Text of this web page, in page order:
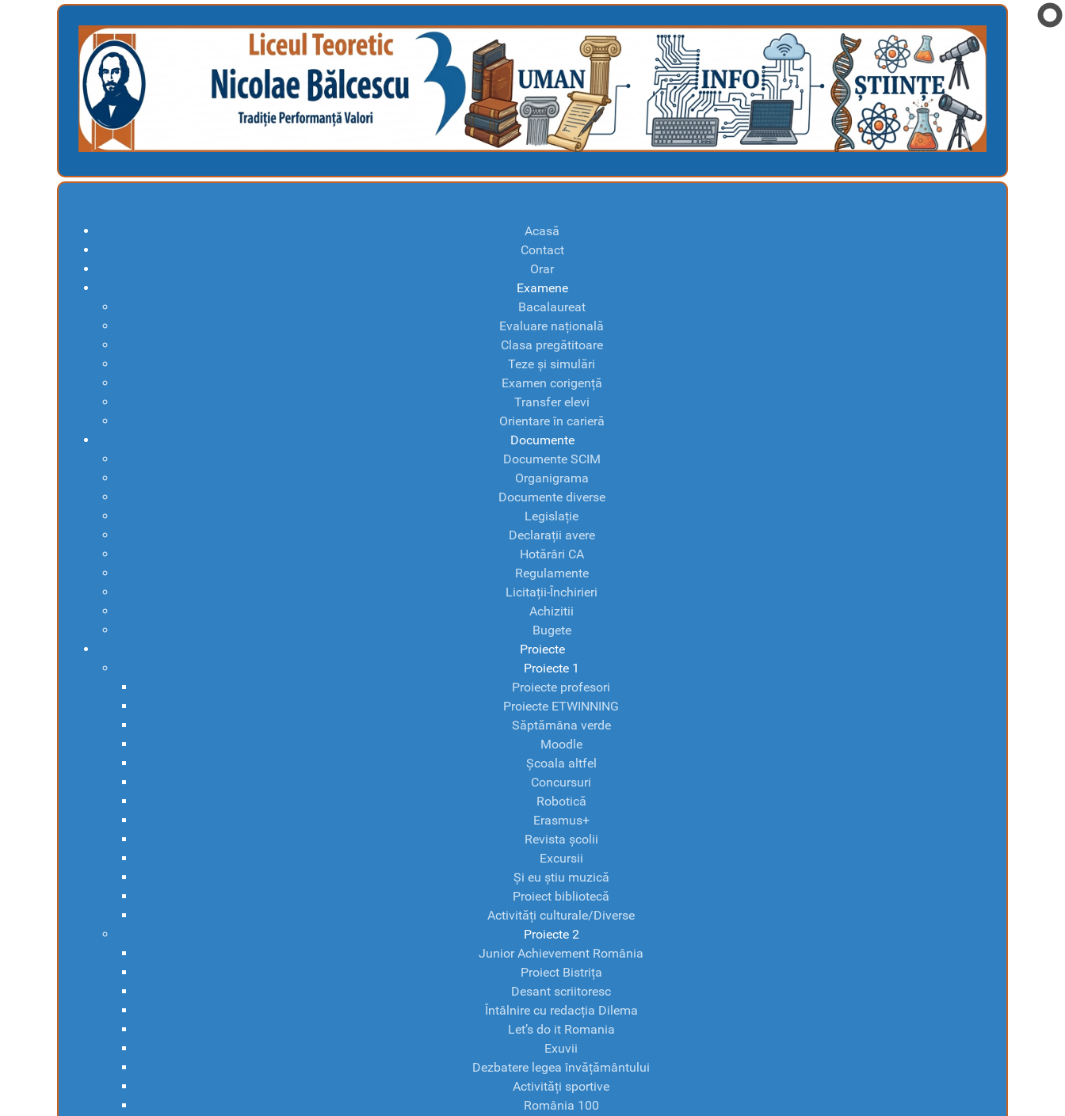
Acasă
Contact
Orar
Examene
Bacalaureat
Evaluare națională
Clasa pregătitoare
Teze și simulări
Examen corigență
Transfer elevi
Orientare în carieră
Documente
Documente SCIM
Organigrama
Documente diverse
Legislație
Declarații avere
Hotărâri CA
Regulamente
Licitații-Închirieri
Achizitii
Bugete
Proiecte
Proiecte 1
Proiecte profesori
Proiecte ETWINNING
Săptămâna verde
Moodle
Școala altfel
Concursuri
Robotică
Erasmus+
Revista școlii
Excursii
Și eu știu muzică
Proiect bibliotecă
Activități culturale/Diverse
Proiecte 2
Junior Achievement România
Proiect Bistrița
Desant scriitoresc
Întâlnire cu redacția Dilema
Let’s do it Romania
Exuvii
Dezbatere legea învățământului
Activități sportive
România 100